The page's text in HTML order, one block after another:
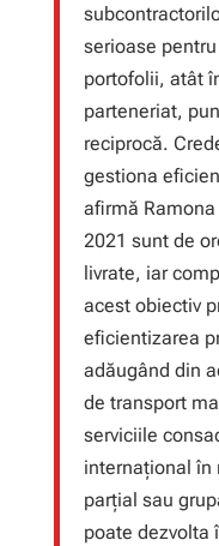
serioase
portofolii, atât
parteneriat,
reciprocă.
gestiona
afirmă
2021 sunt de
livrate, iar
acest obiectiv
eficientizarea
adăugând din
de transport
serviciile
internațional în
parțial sau
poate dezvolta